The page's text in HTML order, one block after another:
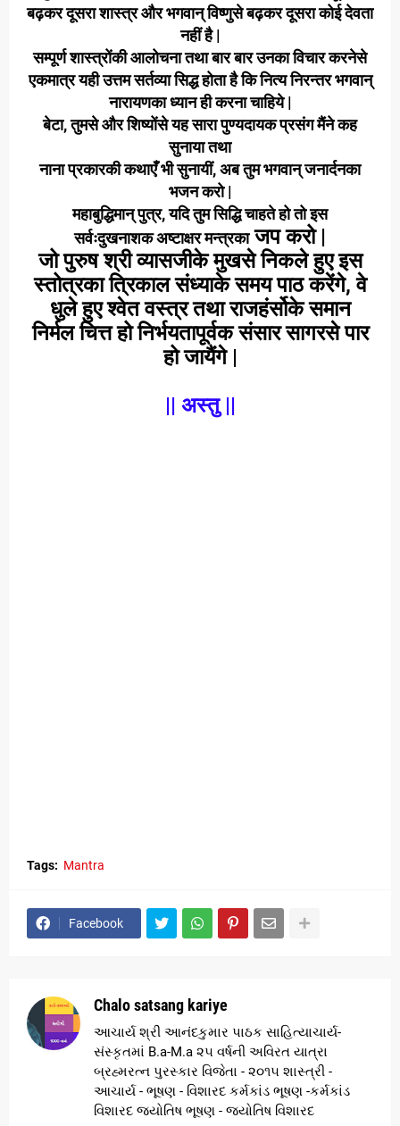
बढ़कर दूसरा शास्त्र और भगवान् विष्णुसे बढ़कर दूसरा कोई देवता
नहीं है |
सम्पूर्ण शास्त्रोंकी आलोचना तथा बार बार उनका विचार करनेसे
एकमात्र यही उत्तम सर्तव्या सिद्ध होता है कि नित्य निरन्तर भगवान्
नारायणका ध्यान ही करना चाहिये |
बेटा, तुमसे और शिष्योंसे यह सारा पुण्यदायक प्रसंग मैंने कह
सुनाया तथा
नाना प्रकारकी कथाएँ भी सुनायीं, अब तुम भगवान् जनार्दनका
भजन करो |
महाबुद्धिमान् पुत्र, यदि तुम सिद्धि चाहते हो तो इस
सर्वःदुखनाशकअष्टाक्षर मन्त्रकाजप करो |
जो पुरुष श्री व्यासजीके मुखसे निकले हुए इस
स्तोत्रका त्रिकाल संध्याके समय पाठ करेंगे, वे
धुले हुए श्वेत वस्त्र तथा राजहंर्सोके समान
निर्मल चित्त हो निर्भयतापूर्वक संसार सागरसे पार
हो जायैंगे |
|| अस्तु ||
Tags: Mantra
Facebook
Chalo satsang kariye
આચાર્ય શ્રી આનંદકુમાર પાઠક સાહિત્યાચાર્ય-
સંસ્કૃતમાં B.a-M.a ૨૫ વર્ષની અવિરત યાત્રા
બ્રહ્મરત્ન પુરસ્કાર વિજેતા - ૨૦૧૫ શાસ્ત્રી -
આચાર્ય - ભૂષણ - વિશારદ કર્મકાંડ ભૂષણ -કર્મકાંડ
વિશારદ જ્યોતિષ ભૂષણ - જ્યોતિષ વિશારદ